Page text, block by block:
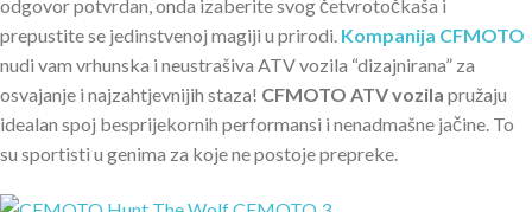
odgovor potvrdan, onda izaberite svog četvrotočkaša i
prepustite se jedinstvenoj magiji u prirodi. Kompanija CFMOTO
nudi vam vrhunska i neustrašiva ATV vozila “dizajnirana” za
osvajanje i najzahtjevnijih staza! CFMOTO ATV vozila pružaju
idealan spoj besprijekornih performansi i nenadmašne jačine. To
su sportisti u genima za koje ne postoje prepreke.